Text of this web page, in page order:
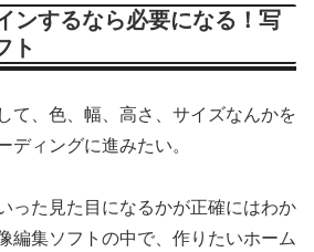
ンするなら必要になる！写
ト
て、色、幅、高さ、サイズなんかを
ディングに進みたい。
った見た目になるかが正確にはわか
編集ソフトの中で、作りたいホーム